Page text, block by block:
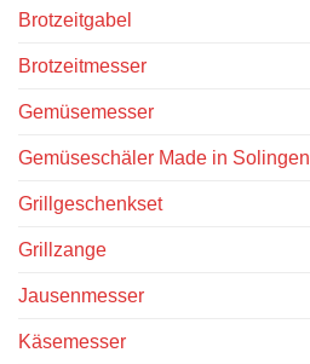
Brotzeitgabel
Brotzeitmesser
Gemüsemesser
Gemüseschäler Made in Solingen
Grillgeschenkset
Grillzange
Jausenmesser
Käsemesser